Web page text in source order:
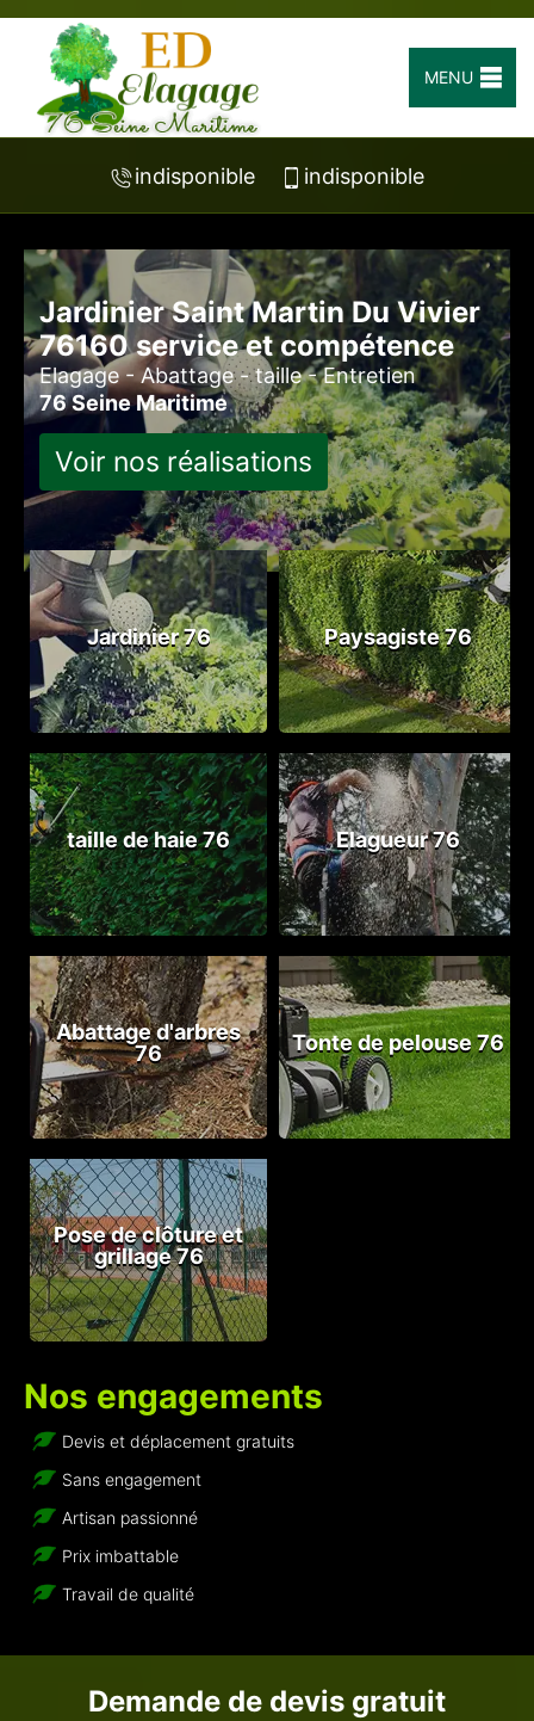
MENU
indisponible indisponible
Jardinier Saint Martin Du Vivier
76160 service et compétence
Elagage - Abattage - taille - Entretien
76 Seine Maritime
Voir nos réalisations
Jardinier 76 Paysagiste 76
taille de haie 76 Elagueur 76
Abattage d'arbres
76
Tonte de pelouse 76
Pose de clôture et
grillage 76
Nos engagements
Devis et déplacement gratuits
Sans engagement
Artisan passionné
Prix imbattable
Travail de qualité
Demande de devis gratuit